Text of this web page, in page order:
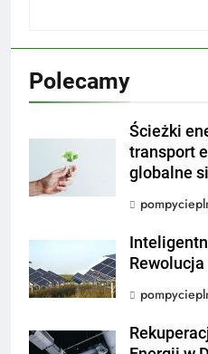
Polecamy
Ścieżki
transport
globalne